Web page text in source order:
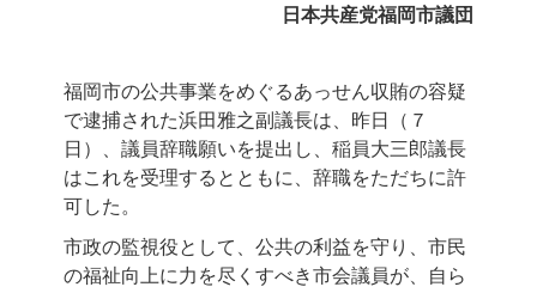
日本共産党福岡市議団
福岡市の公共事業をめぐるあっせん収賄の容疑
で逮捕された浜田雅之副議長は、昨日（７
日）、議員辞職願いを提出し、稲員大三郎議長
はこれを受理するとともに、辞職をただちに許
可した。
市政の監視役として、公共の利益を守り、市民
の福祉向上に力を尽くすべき市会議員が、自ら